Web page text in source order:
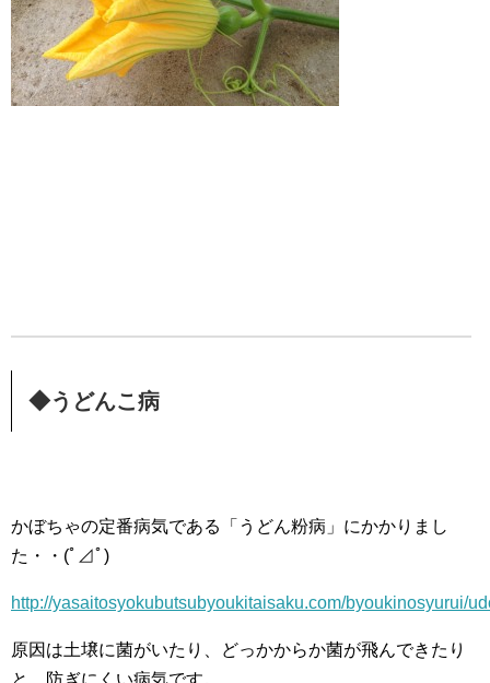
◆うどんこ病
かぼちゃの定番病気である「うどん粉病」にかかりまし
た・・(ﾟ⊿ﾟ)
http://yasaitosyokubutsubyoukitaisaku.com/byoukinosyurui/
原因は土壌に菌がいたり、どっかからか菌が飛んできたり
と、防ぎにくい病気です。